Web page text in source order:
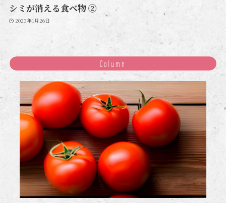
シミが消える食べ物 ②
2023年1月26日
Column